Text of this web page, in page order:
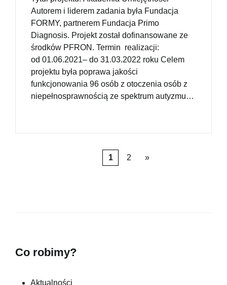
Autorem i liderem zadania była Fundacja
FORMY, partnerem Fundacja Primo
Diagnosis. Projekt został dofinansowane ze
środków PFRON. Termin realizacji:
od 01.06.2021– do 31.03.2022 roku Celem
projektu była poprawa jakości
funkcjonowania 96 osób z otoczenia osób z
niepełnosprawnością ze spektrum autyzmu…
1 2 »
Co robimy?
Aktualności